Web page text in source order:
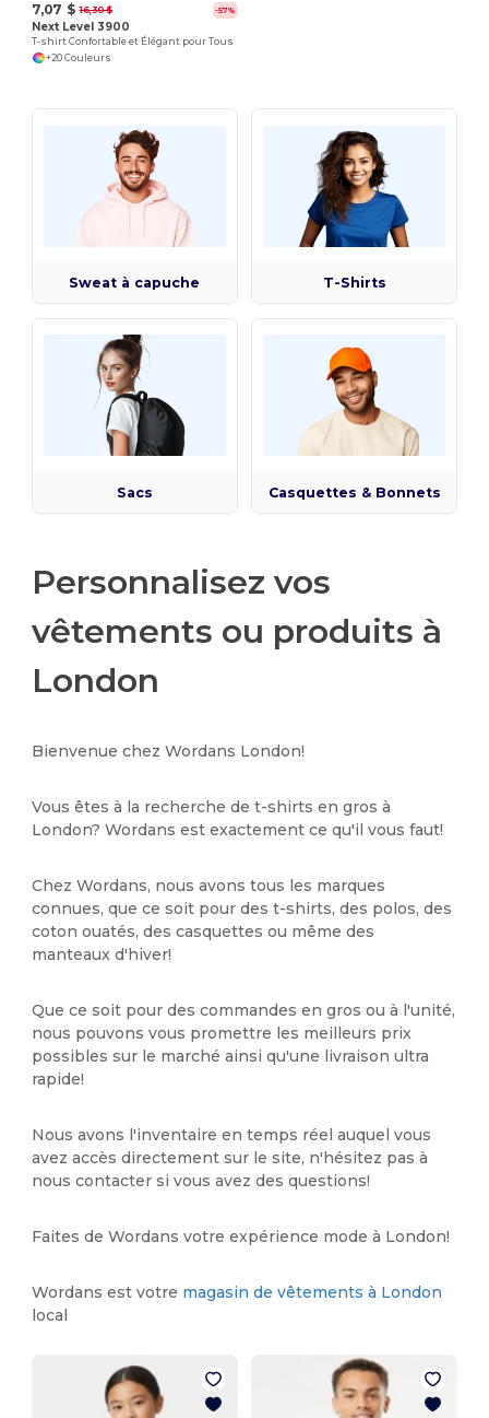
7,07 $ 16,30 $ -57%
Next Level 3900
T-shirt Confortable et Élégant pour Tous
+20 Couleurs
Sweat à capuche T-Shirts
Sacs Casquettes & Bonnets
Personnalisez vos
vêtements ou produits à
London
Bienvenue chez Wordans London!
Vous êtes à la recherche de t-shirts en gros à
London? Wordans est exactement ce qu'il vous faut!
Chez Wordans, nous avons tous les marques
connues, que ce soit pour des t-shirts, des polos, des
coton ouatés, des casquettes ou même des
manteaux d'hiver!
Que ce soit pour des commandes en gros ou à l'unité,
nous pouvons vous promettre les meilleurs prix
possibles sur le marché ainsi qu'une livraison ultra
rapide!
Nous avons l'inventaire en temps réel auquel vous
avez accès directement sur le site, n'hésitez pas à
nous contacter si vous avez des questions!
Faites de Wordans votre expérience mode à London!
Wordans est votre magasin de vêtements à London
local